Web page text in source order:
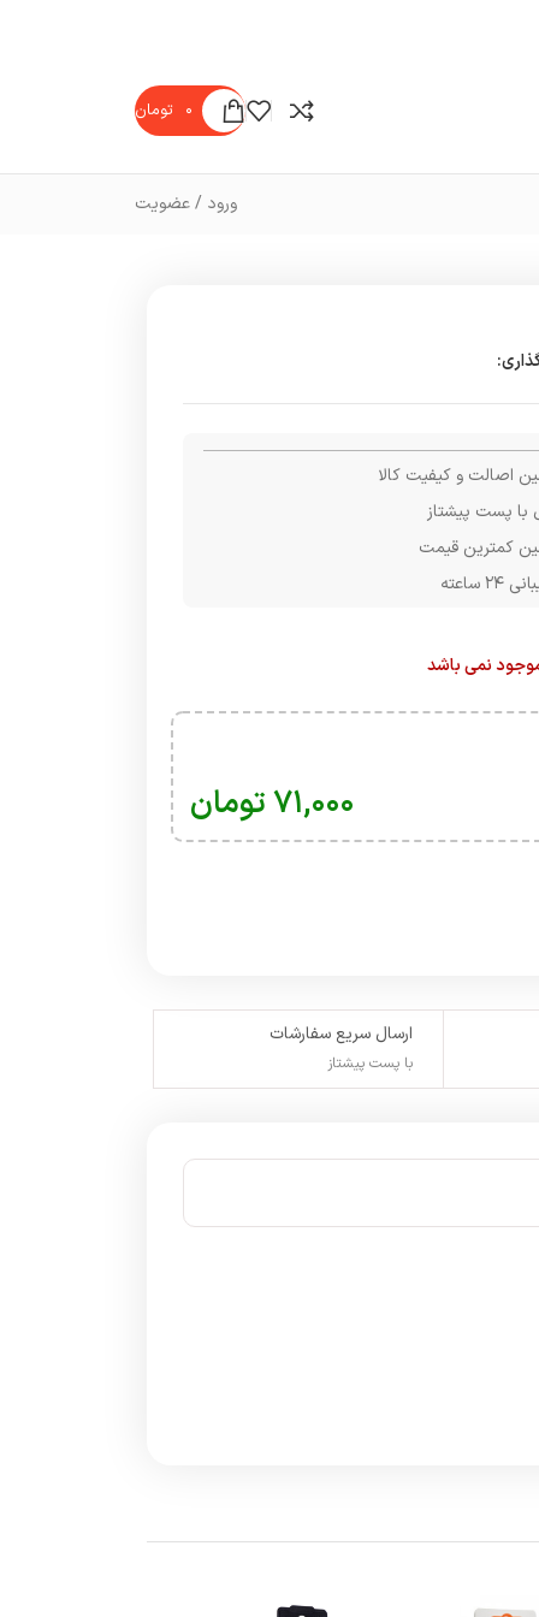
۰ تومان
ورود / عضویت
اصالت و کیفیت کالا
با پست پیشتاز
کمترین قیمت
ساعته
موجود نمی باشد
۷۱,۰۰۰تومان
ارسال سریع سفارشات
با پست پیشتاز